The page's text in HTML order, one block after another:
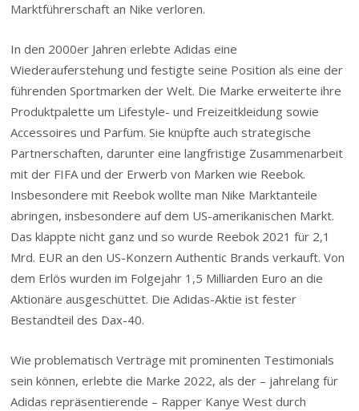
Marktführerschaft an Nike verloren.
In den 2000er Jahren erlebte Adidas eine
Wiederauferstehung und festigte seine Position als eine der
führenden Sportmarken der Welt. Die Marke erweiterte ihre
Produktpalette um Lifestyle- und Freizeitkleidung sowie
Accessoires und Parfüm. Sie knüpfte auch strategische
Partnerschaften, darunter eine langfristige Zusammenarbeit
mit der FIFA und der Erwerb von Marken wie Reebok.
Insbesondere mit Reebok wollte man Nike Marktanteile
abringen, insbesondere auf dem US-amerikanischen Markt.
Das klappte nicht ganz und so wurde Reebok 2021 für 2,1
Mrd. EUR an den US-Konzern Authentic Brands verkauft. Von
dem Erlös wurden im Folgejahr 1,5 Milliarden Euro an die
Aktionäre ausgeschüttet. Die Adidas-Aktie ist fester
Bestandteil des Dax-40.
Wie problematisch Verträge mit prominenten Testimonials
sein können, erlebte die Marke 2022, als der – jahrelang für
Adidas repräsentierende – Rapper Kanye West durch